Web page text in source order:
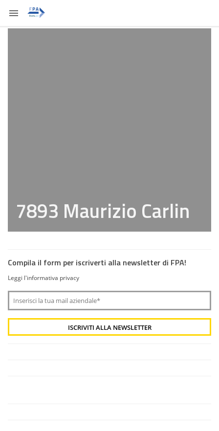
7893 Maurizio Carlin
Compila il form per iscriverti alla newsletter di FPA!
Leggi l'informativa privacy